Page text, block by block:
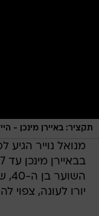
תקציר: באיירן מינכן -
מנואל נוייר
יורו לעונה,